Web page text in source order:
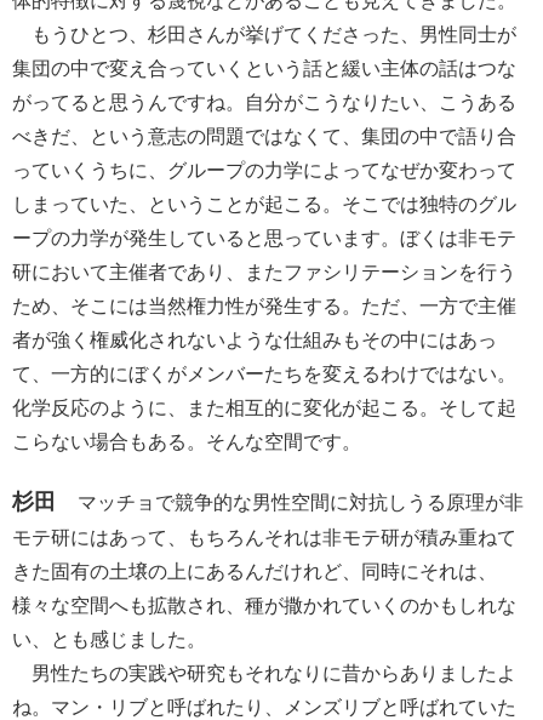
もうひとつ、杉田さんが挙げてくださった、男性同士が
集団の中で変え合っていくという話と緩い主体の話はつな
がってると思うんですね。自分がこうなりたい、こうある
べきだ、という意志の問題ではなくて、集団の中で語り合
っていくうちに、グループの力学によってなぜか変わって
しまっていた、ということが起こる。そこでは独特のグル
ープの力学が発生していると思っています。ぼくは非モテ
研において主催者であり、またファシリテーションを行う
ため、そこには当然権力性が発生する。ただ、一方で主催
者が強く権威化されないような仕組みもその中にはあっ
て、一方的にぼくがメンバーたちを変えるわけではない。
化学反応のように、また相互的に変化が起こる。そして起
こらない場合もある。そんな空間です。
杉田
マッチョで競争的な男性空間に対抗しうる原理が非
モテ研にはあって、もちろんそれは非モテ研が積み重ねて
きた固有の土壌の上にあるんだけれど、同時にそれは、
様々な空間へも拡散され、種が撒かれていくのかもしれな
い、とも感じました。
男性たちの実践や研究もそれなりに昔からありましたよ
ね。マン・リブと呼ばれたり、メンズリブと呼ばれていた